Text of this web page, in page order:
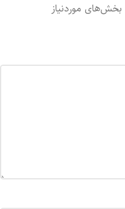
بخش‌های موردنیاز